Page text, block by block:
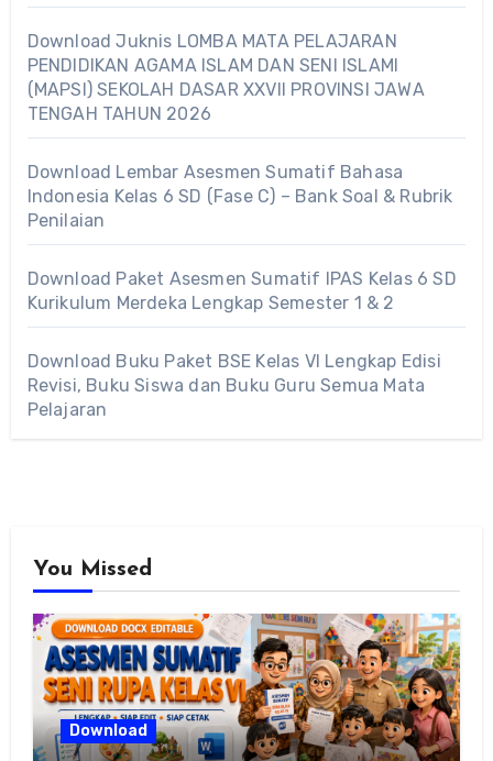
Download Juknis LOMBA MATA PELAJARAN
PENDIDIKAN AGAMA ISLAM DAN SENI ISLAMI
(MAPSI) SEKOLAH DASAR XXVII PROVINSI JAWA
TENGAH TAHUN 2026
Download Lembar Asesmen Sumatif Bahasa
Indonesia Kelas 6 SD (Fase C) – Bank Soal & Rubrik
Penilaian
Download Paket Asesmen Sumatif IPAS Kelas 6 SD
Kurikulum Merdeka Lengkap Semester 1 & 2
Download Buku Paket BSE Kelas VI Lengkap Edisi
Revisi, Buku Siswa dan Buku Guru Semua Mata
Pelajaran
You Missed
Download